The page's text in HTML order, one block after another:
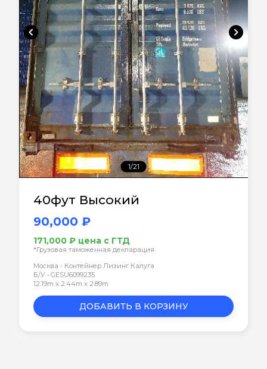
chevron_left chevron_right
1/21
40фут Высокий
90,000 ₽
171,000 ₽ цена с ГТД
*Грузовая таможенная декларация
Москва - Контейнер Лизинг Калуга
Б/У • GESU6099235
12.19m x 2.44m x 2.89m
ДОБАВИТЬ В КОРЗИНУ